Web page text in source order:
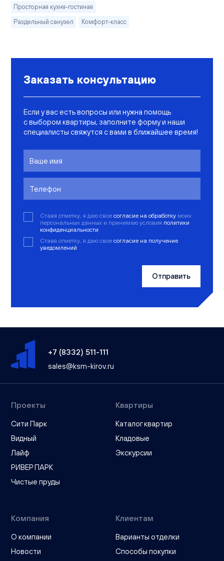
Просторная кухня-гостиная
Раздельный санузел
Комфорт-класс
Заказать консультацию
Если у вас есть вопросы или нужна помощь
с выбором квартиры, заполните форму и наши
специалисты свяжутся с вами в ближайшее время!
Ставя отметку, я даю свое согласие на обработку моих
персональных данных и принимаю условия политики
конфиденциальности
Ставя отметку, я даю свое согласие на получение
уведомлений
Отправить
+7 (8332) 511-111
sales@ksm-kirov.ru
Проекты
Сити Парк
Видный
Лайф
РИВЕР ПАРК
Чистые пруды
Квартиры
Каталог квартир
Кладовые
Экскурсии
Компания
О компании
Новости
Клиентам
Варианты отделки
Способы покупки